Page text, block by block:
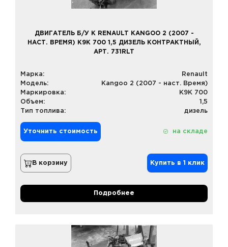
ДВИГАТЕЛЬ Б/У К RENAULT KANGOO 2 (2007 -
НАСТ. ВРЕМЯ) K9K 700 1,5 ДИЗЕЛЬ КОНТРАКТНЫЙ,
АРТ. 731RLT
Марка:
Renault
Модель:
Kangoo 2 (2007 - наст. Время)
Маркировка:
K9K 700
Объем:
1,5
Тип топлива:
дизель
Уточнить стоимость на складе
В корзину Купить в 1 клик
Подробнее